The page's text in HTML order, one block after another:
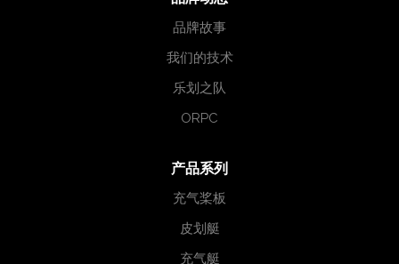
品牌故事
我们的技术
乐划之队
ORPC
产品系列
充气桨板
皮划艇
充气艇